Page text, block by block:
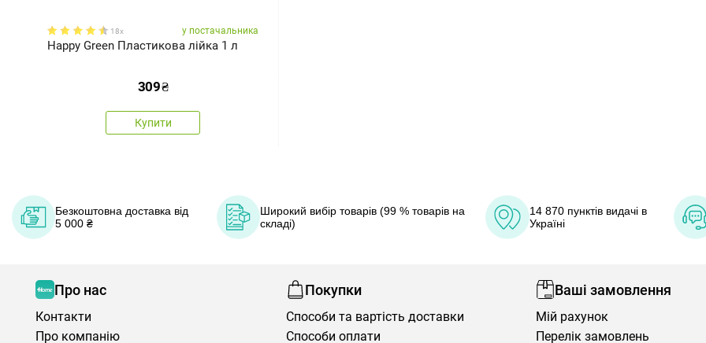
18x у постачальника
Happy Green Пластикова лійка 1 л
309₴
Купити
Безкоштовна доставка від
5 000 ₴
Широкий вибір товарів (99 % товарів на
складі)
14 870 пунктів видачі в
Україні
Про нас
Контакти
Про компанію
Покупки
Способи та вартість доставки
Способи оплати
Ваші замовлення
Мій рахунок
Перелік замовлень